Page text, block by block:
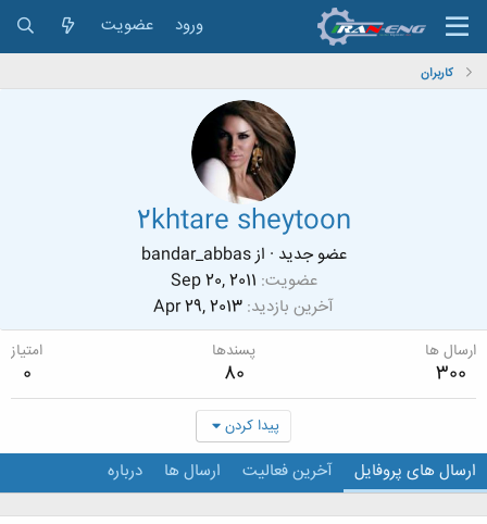
ورود عضویت
کاربران
2khtare sheytoon
عضو جدید · ازbandar_abbas
عضویت Sep 20, 2011
آخرین بازدید Apr 29, 2013
ارسال ها
300
پسندها
80
امتیاز
0
پیدا کردن
ارسال های پروفایل آخرین فعالیت ارسال ها درباره